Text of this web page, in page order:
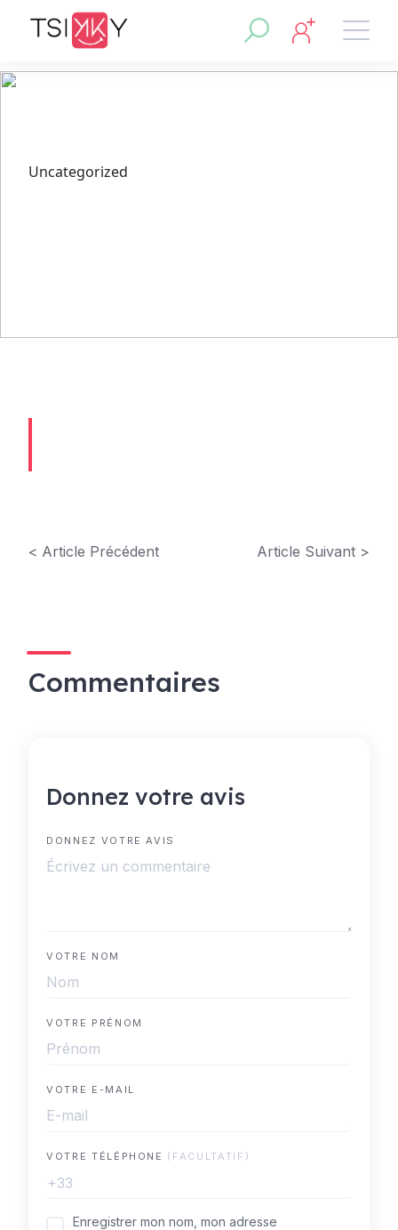
Uncategorized
< Article Précédent Article Suivant >
Commentaires
Donnez votre avis
DONNEZ VOTRE AVIS
VOTRE NOM
VOTRE PRÉNOM
VOTRE E-MAIL
VOTRE TÉLÉPHONE (FACULTATIF)
+33
Enregistrer mon nom, mon adresse